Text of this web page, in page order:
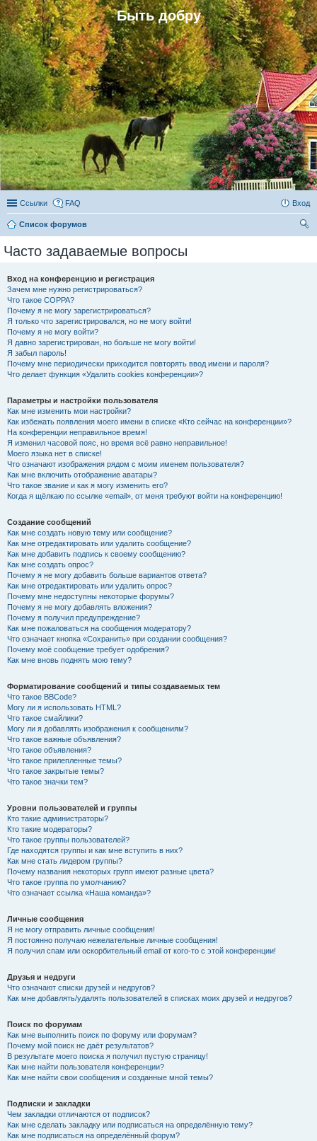
Быть добру
Ссылки FAQ Вход
Список форумов
Часто задаваемые вопросы
Вход на конференцию и регистрация
Зачем мне нужно регистрироваться?
Что такое COPPA?
Почему я не могу зарегистрироваться?
Я только что зарегистрировался, но не могу войти!
Почему я не могу войти?
Я давно зарегистрирован, но больше не могу войти!
Я забыл пароль!
Почему мне периодически приходится повторять ввод имени и пароля?
Что делает функция «Удалить cookies конференции»?
Параметры и настройки пользователя
Как мне изменить мои настройки?
Как избежать появления моего имени в списке «Кто сейчас на конференции»?
На конференции неправильное время!
Я изменил часовой пояс, но время всё равно неправильное!
Моего языка нет в списке!
Что означают изображения рядом с моим именем пользователя?
Как мне включить отображение аватары?
Что такое звание и как я могу изменить его?
Когда я щёлкаю по ссылке «email», от меня требуют войти на конференцию!
Создание сообщений
Как мне создать новую тему или сообщение?
Как мне отредактировать или удалить сообщение?
Как мне добавить подпись к своему сообщению?
Как мне создать опрос?
Почему я не могу добавить больше вариантов ответа?
Как мне отредактировать или удалить опрос?
Почему мне недоступны некоторые форумы?
Почему я не могу добавлять вложения?
Почему я получил предупреждение?
Как мне пожаловаться на сообщения модератору?
Что означает кнопка «Сохранить» при создании сообщения?
Почему моё сообщение требует одобрения?
Как мне вновь поднять мою тему?
Форматирование сообщений и типы создаваемых тем
Что такое BBCode?
Могу ли я использовать HTML?
Что такое смайлики?
Могу ли я добавлять изображения к сообщениям?
Что такое важные объявления?
Что такое объявления?
Что такое прилепленные темы?
Что такое закрытые темы?
Что такое значки тем?
Уровни пользователей и группы
Кто такие администраторы?
Кто такие модераторы?
Что такое группы пользователей?
Где находятся группы и как мне вступить в них?
Как мне стать лидером группы?
Почему названия некоторых групп имеют разные цвета?
Что такое группа по умолчанию?
Что означает ссылка «Наша команда»?
Личные сообщения
Я не могу отправить личные сообщения!
Я постоянно получаю нежелательные личные сообщения!
Я получил спам или оскорбительный email от кого-то с этой конференции!
Друзья и недруги
Что означают списки друзей и недругов?
Как мне добавлять/удалять пользователей в списках моих друзей и недругов?
Поиск по форумам
Как мне выполнить поиск по форуму или форумам?
Почему мой поиск не даёт результатов?
В результате моего поиска я получил пустую страницу!
Как мне найти пользователя конференции?
Как мне найти свои сообщения и созданные мной темы?
Подписки и закладки
Чем закладки отличаются от подписок?
Как мне сделать закладку или подписаться на определённую тему?
Как мне подписаться на определённый форум?